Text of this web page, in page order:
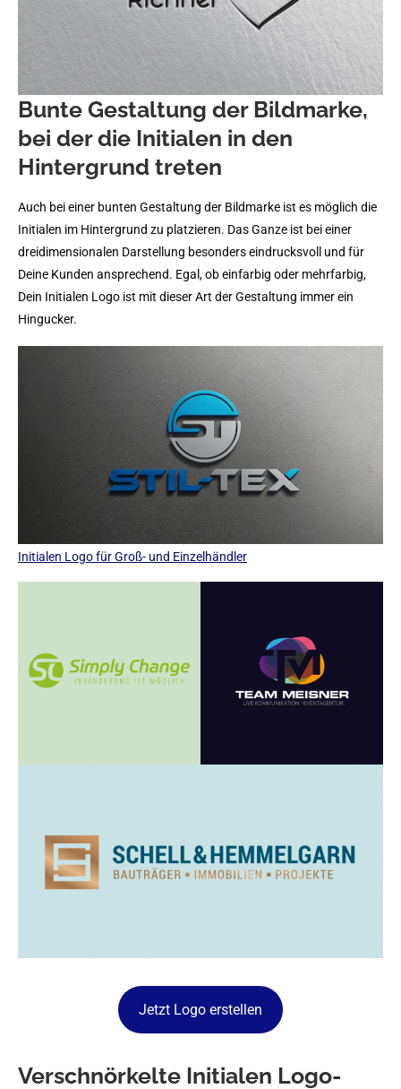
Bunte Gestaltung der Bildmarke,
bei der die Initialen in den
Hintergrund treten
Auch bei einer bunten Gestaltung der Bildmarke ist es möglich die
Initialen im Hintergrund zu platzieren. Das Ganze ist bei einer
dreidimensionalen Darstellung besonders eindrucksvoll und für
Deine Kunden ansprechend. Egal, ob einfarbig oder mehrfarbig,
Dein Initialen Logo ist mit dieser Art der Gestaltung immer ein
Hingucker.
Initialen Logo für Groß- und Einzelhändler
Jetzt Logo erstellen
Verschnörkelte Initialen Logo-